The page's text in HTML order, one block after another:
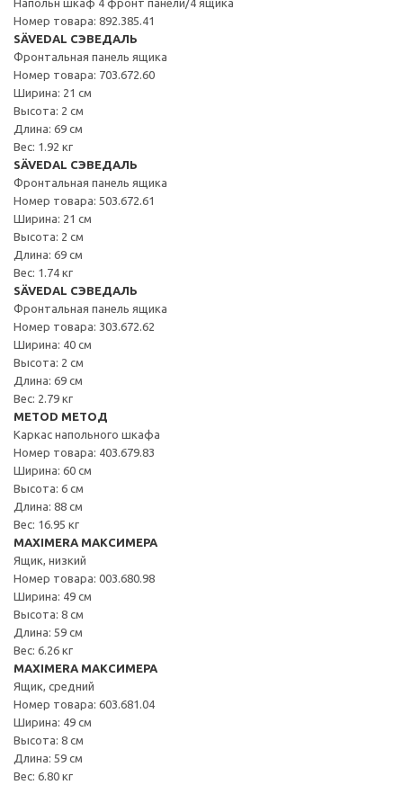
Номер товара: 892.385.41
SÄVEDAL СЭВЕДАЛЬ
Фронтальная панель ящика
Номер товара: 703.672.60
Ширина: 21 см
Высота: 2 см
Длина: 69 см
Вес: 1.92 кг
SÄVEDAL СЭВЕДАЛЬ
Фронтальная панель ящика
Номер товара: 503.672.61
Ширина: 21 см
Высота: 2 см
Длина: 69 см
Вес: 1.74 кг
SÄVEDAL СЭВЕДАЛЬ
Фронтальная панель ящика
Номер товара: 303.672.62
Ширина: 40 см
Высота: 2 см
Длина: 69 см
Вес: 2.79 кг
METOD МЕТОД
Каркас напольного шкафа
Номер товара: 403.679.83
Ширина: 60 см
Высота: 6 см
Длина: 88 см
Вес: 16.95 кг
MAXIMERA МАКСИМЕРА
Ящик, низкий
Номер товара: 003.680.98
Ширина: 49 см
Высота: 8 см
Длина: 59 см
Вес: 6.26 кг
MAXIMERA МАКСИМЕРА
Ящик, средний
Номер товара: 603.681.04
Ширина: 49 см
Высота: 8 см
Длина: 59 см
Вес: 6.80 кг